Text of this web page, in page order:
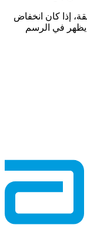
إذا كان انخفاض
دقيقة)، فقد لا يظهر في الرسم